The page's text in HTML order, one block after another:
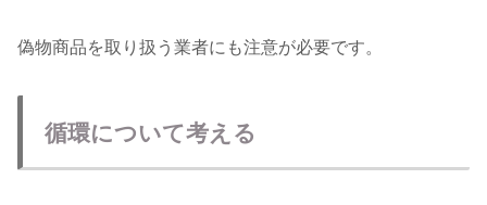
偽物商品を取り扱う業者にも注意が必要です。
循環について考える